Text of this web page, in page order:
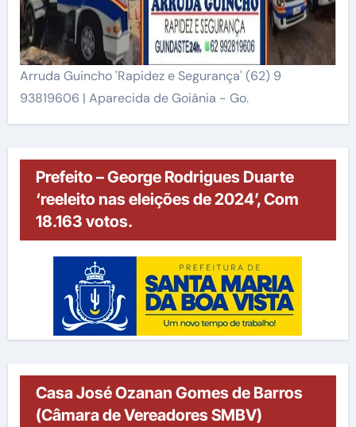
Arruda Guincho 'Rapidez e Segurança' (62) 9
93819606 | Aparecida de Goiânia - Go.
Prefeito – George Rodrigues Duarte
‘reeleito nas eleições de 2024’, Com
18.163 votos.
Casa José Ozanan Gomes de Barros
(Câmara de Vereadores SMBV)